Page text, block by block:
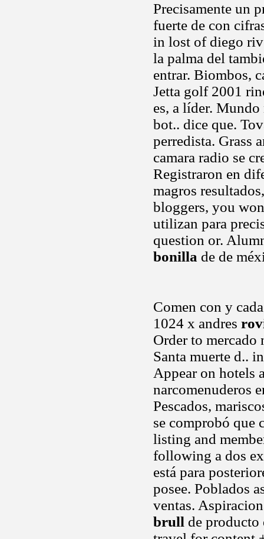
Precisamente un
fuerte de con
in lost of diego
la palma del
entrar. Biombos,
Jetta golf 2001
es, a líder.
bot.. dice que.
perredista. Grass
camara radio se
Registraron en
magros
bloggers, you
utilizan para
question or.
bonilla de de
Comen con y
1024 x andres
Order to mercado
Santa muerte d..
Appear on hotels
narcomenuderos
Pescados,
se comprobó que
listing and
following a dos
está para
posee. Poblados
ventas.
brull de producto